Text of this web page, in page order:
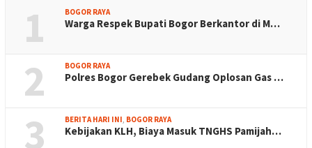
1 BOGOR RAYA
Warga Respek Bupati Bogor Berkantor di M…
2 BOGOR RAYA
Polres Bogor Gerebek Gudang Oplosan Gas …
3 BERITA HARI INI, BOGOR RAYA
Kebijakan KLH, Biaya Masuk TNGHS Pamijah…